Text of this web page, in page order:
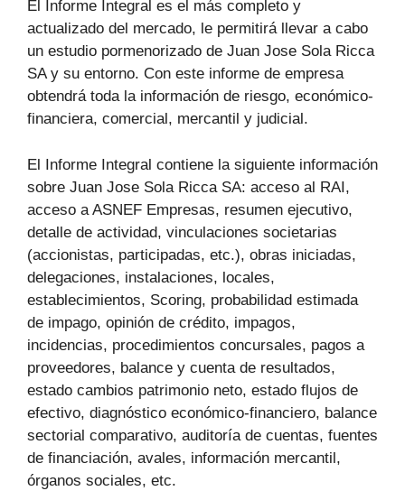
El Informe Integral es el más completo y
actualizado del mercado, le permitirá llevar a cabo
un estudio pormenorizado de Juan Jose Sola Ricca
SA y su entorno. Con este informe de empresa
obtendrá toda la información de riesgo, económico-
financiera, comercial, mercantil y judicial.
El Informe Integral contiene la siguiente información
sobre Juan Jose Sola Ricca SA: acceso al RAI,
acceso a ASNEF Empresas, resumen ejecutivo,
detalle de actividad, vinculaciones societarias
(accionistas, participadas, etc.), obras iniciadas,
delegaciones, instalaciones, locales,
establecimientos, Scoring, probabilidad estimada
de impago, opinión de crédito, impagos,
incidencias, procedimientos concursales, pagos a
proveedores, balance y cuenta de resultados,
estado cambios patrimonio neto, estado flujos de
efectivo, diagnóstico económico-financiero, balance
sectorial comparativo, auditoría de cuentas, fuentes
de financiación, avales, información mercantil,
órganos sociales, etc.